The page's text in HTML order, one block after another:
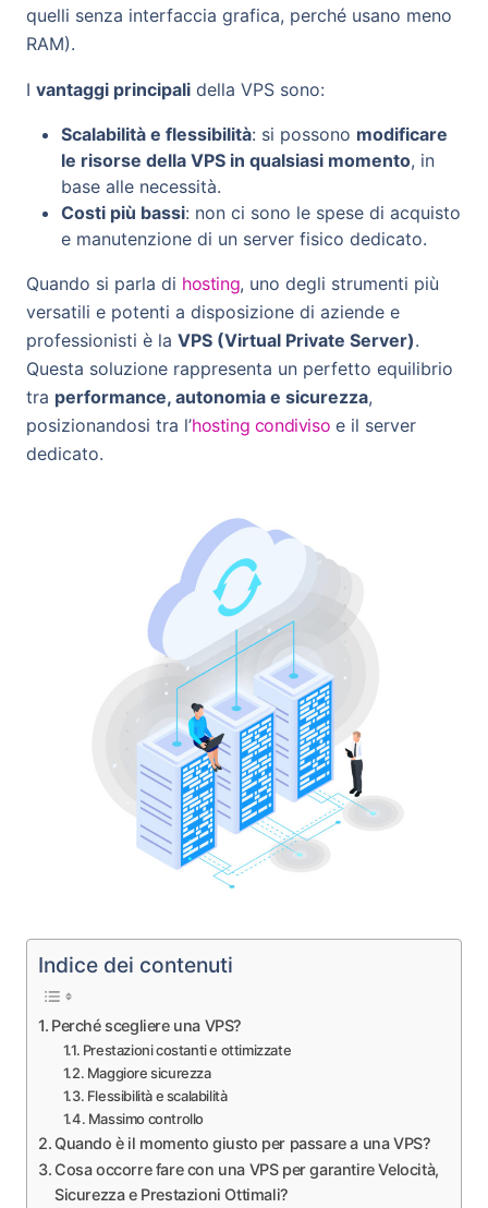
quelli senza interfaccia grafica, perché usano meno
RAM).
I vantaggi principali della VPS sono:
Scalabilità e flessibilità: si possono modificare
le risorse della VPS in qualsiasi momento, in
base alle necessità.
Costi più bassi: non ci sono le spese di acquisto
e manutenzione di un server fisico dedicato.
Quando si parla di hosting, uno degli strumenti più
versatili e potenti a disposizione di aziende e
professionisti è la VPS (Virtual Private Server).
Questa soluzione rappresenta un perfetto equilibrio
tra performance, autonomia e sicurezza,
posizionandosi tra l’hosting condiviso e il server
dedicato.
Indice dei contenuti
Perché scegliere una VPS?
Prestazioni costanti e ottimizzate
Maggiore sicurezza
Flessibilità e scalabilità
Massimo controllo
Quando è il momento giusto per passare a una VPS?
Cosa occorre fare con una VPS per garantire Velocità,
Sicurezza e Prestazioni Ottimali?